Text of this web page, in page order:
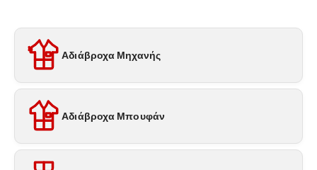
Αδιάβροχα Μηχανής
Αδιάβροχα Μπουφάν